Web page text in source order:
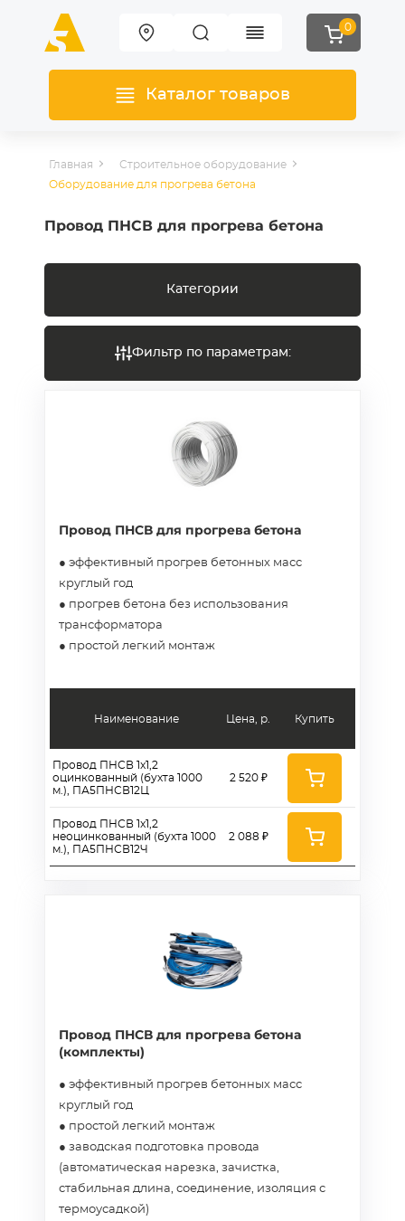
0
Каталог товаров
Главная
Строительное оборудование
Оборудование для прогрева бетона
Провод ПНСВ для прогрева бетона
Категории
Фильтр по параметрам:
Провод ПНСВ для прогрева бетона
● эффективный прогрев бетонных масс
круглый год
● прогрев бетона без использования
трансформатора
● простой легкий монтаж
Наименование
Провод ПНСВ 1x1,2
оцинкованный (бухта 1000
м.), ПА5ПНСВ12Ц
Провод ПНСВ 1x1,2
неоцинкованный (бухта 1000
м.), ПА5ПНСВ12Ч
Цена, р.
2 520 ₽
2 088 ₽
Купить
Провод ПНСВ для прогрева бетона
(комплекты)
● эффективный прогрев бетонных масс
круглый год
● простой легкий монтаж
● заводская подготовка провода
(автоматическая нарезка, зачистка,
стабильная длина, соединение, изоляция с
термоусадкой)